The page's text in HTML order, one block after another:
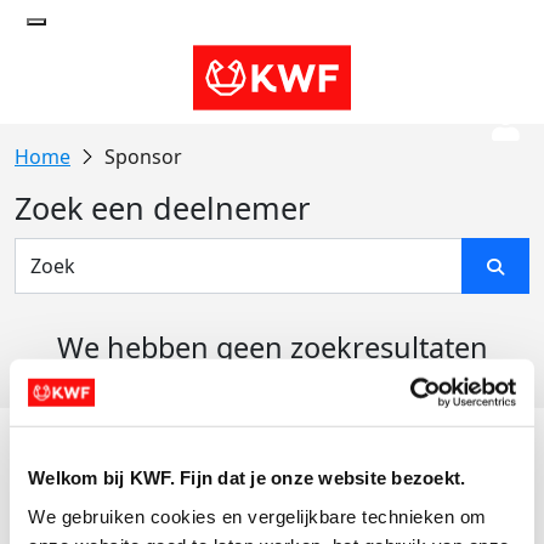
Welkom bij KWF. Fijn dat je onze website bezoekt.
We gebruiken cookies en vergelijkbare technieken om
Sponsor
Zoek een deelnemer
We hebben geen zoekresultaten
Actiematerialen
Evenementen